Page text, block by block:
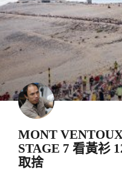
MONT
STAGE 7 看黃衫
取捨